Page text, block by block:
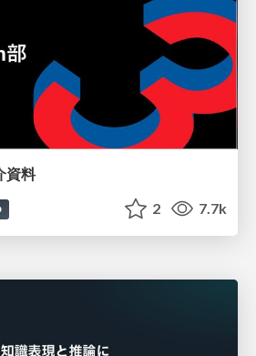
資料
2 7.7k